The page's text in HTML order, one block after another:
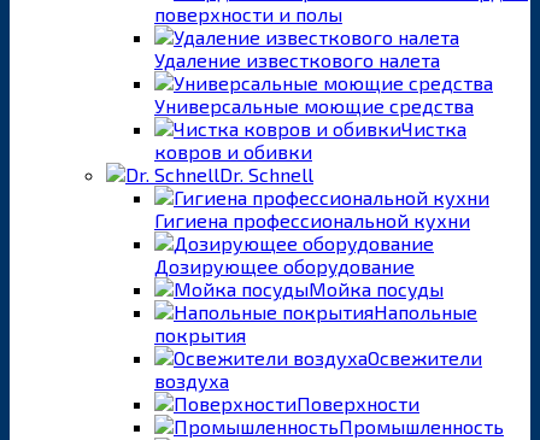
поверхности и полы
Удаление известкового налета
Универсальные моющие средства
Чистка
ковров и обивки
Dr. Schnell
Гигиена профессиональной кухни
Дозирующее оборудование
Мойка посуды
Напольные
покрытия
Освежители
воздуха
Поверхности
Промышленность